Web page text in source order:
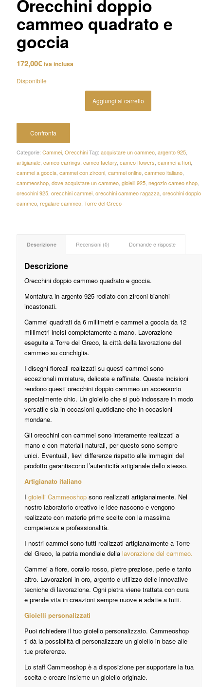
Orecchini doppio
cammeo quadrato e
goccia
172,00€ iva inclusa
Disponibile
Aggiungi al carrello
Confronta
Categorie: Cammei, Orecchini Tag: acquistare un cammeo, argento 925,
artigianale, cameo earrings cameo factory, cameo flowers cammei a fiori,
cammei a goccia, cammei con zirconi, cammei online, cammeo italiano,
cammeoshop, dove acquistare un cammeo, gioielli 925, negozio cameo shop,
orecchini 925, orecchini cammei, orecchini cammeo ragazza, orecchini doppio
cammeo, regalare cammeo, Torre del Greco
Descrizione Recensioni (0) Domande e risposte
Descrizione
Orecchini doppio cammeo quadrato e goccia.
Montatura in argento 925 rodiato con zirconi bianchi
incastonati.
Cammei quadrati da 6 millimetri e cammei a goccia da 12
millimetri incisi completamente a mano. Lavorazione
eseguita a Torre del Greco, la città della lavorazione del
cammeo su conchiglia.
I disegni floreali realizzati su questi cammei sono
eccezionali miniature, delicate e raffinate. Queste incisioni
rendono questi orecchini doppio cammeo un accessorio
specialmente chic. Un gioiello che si può indossare in modo
versatile sia in occasioni quotidiane che in occasioni
mondane.
Gli orecchini con cammei sono interamente realizzati a
mano e con materiali naturali, per questo sono sempre
unici. Eventuali, lievi differenze rispetto alle immagini del
prodotto garantiscono l’autenticità artigianale dello stesso.
Artigianato italiano
I gioielli Cammeoshopsono realizzati artigianalmente. Nel
nostro laboratorio creativo le idee nascono e vengono
realizzate con materie prime scelte con la massima
competenza e professionalità.
I nostri cammei sono tutti realizzati artigianalmente a Torre
del Greco, la patria mondiale della lavorazione del cammeo.
Cammei a fiore, corallo rosso, pietre preziose, perle e tanto
altro. Lavorazioni in oro, argento e utilizzo delle innovative
tecniche di lavorazione. Ogni pietra viene trattata con cura
e prende vita in creazioni sempre nuove e adatte a tutti.
Gioielli personalizzati
Puoi richiedere il tuo gioiello personalizzato. Cammeoshop
ti dà la possibilità di personalizzare un gioiello in base alle
tue preferenze.
Lo staff Cammeoshop è a disposizione per supportare la tua
scelta e creare insieme un gioiello originale.